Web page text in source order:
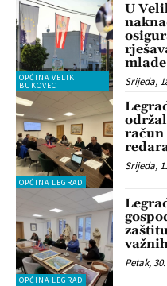
OPĆINA VELIKI
BUKOVEC
U
mlade
Srijeda,
OPĆINA LEGRAD
račun
Srijeda,
OPĆINA LEGRAD
Petak,